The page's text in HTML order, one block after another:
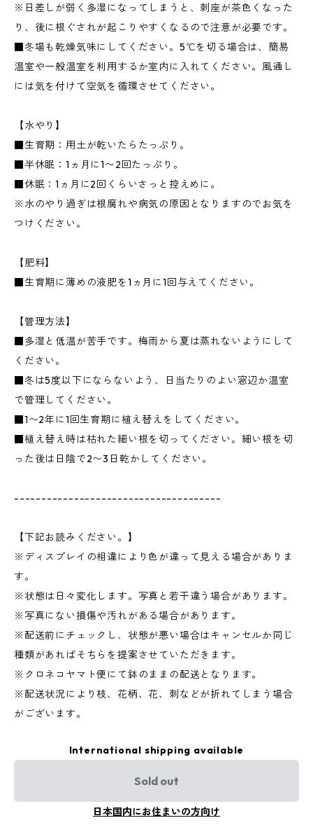
※日差しが弱く多湿になってしまうと、刺座が茶色くなった
り、後に根ぐされが起こりやすくなるので注意が必要です。
■冬場も乾燥気味にしてください。5℃を切る場合は、簡易
温室や一般温室を利用するか室内に入れてください。風通し
には気を付けて空気を循環させてください。
【水やり】
■生育期：用土が乾いたらたっぷり。
■半休眠：1ヵ月に1〜2回たっぷり。
■休眠：1ヵ月に2回くらいさっと控えめに。
※水のやり過ぎは根腐れや病気の原因となりますのでお気を
つけください。
【肥料】
■生育期に薄めの液肥を1ヵ月に1回与えてください。
【管理方法】
■多湿と低温が苦手です。梅雨から夏は蒸れないようにして
ください。
■冬は5度以下にならないよう、日当たりのよい窓辺か温室
で管理してください。
■1〜2年に1回生育期に植え替えをしてください。
■植え替え時は枯れた細い根を切ってください。細い根を切
った後は日陰で2〜3日乾かしてください。
--------------------------------------
【下記お読みください。】
※ディスプレイの相違により色が違って見える場合がありま
す。
※状態は日々変化します。写真と若干違う場合があります。
※写真にない損傷や汚れがある場合があります。
※配送前にチェックし、状態が悪い場合はキャンセルか同じ
種類があればそちらを提案させていただきます。
※クロネコヤマト便にて鉢のままの配送となります。
※配送状況により枝、花柄、花、刺などが折れてしまう場合
がございます。
International shipping available
Sold out
日本国内にお住まいの方向け